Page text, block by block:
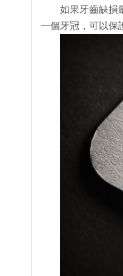
如果牙齒缺損
一個牙冠，可以保